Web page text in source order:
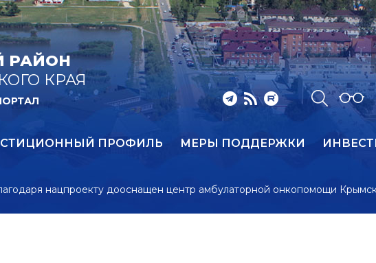
РАЙОН
КРАЯ
ПРОФИЛЬ МЕРЫ ПОДДЕРЖКИ
нацпроекту дооснащен центр амбулаторной онкопомощи